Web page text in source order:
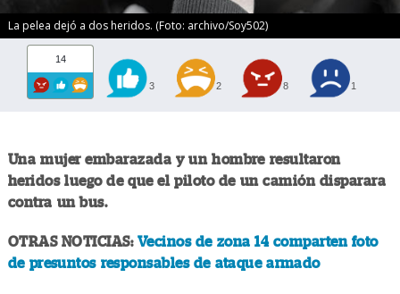
La pelea dejó a dos heridos. (Foto: archivo/Soy502)
14
3 2 8 1
Una mujer embarazada y un hombre resultaron
heridos luego de que el piloto de un camión disparara
contra un bus.
OTRAS NOTICIAS: Vecinos de zona 14 comparten foto
de presuntos responsables de ataque armado